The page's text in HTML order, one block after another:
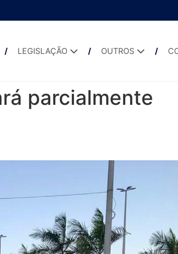
LEGISLAÇÃO OUTROS
parcialmente